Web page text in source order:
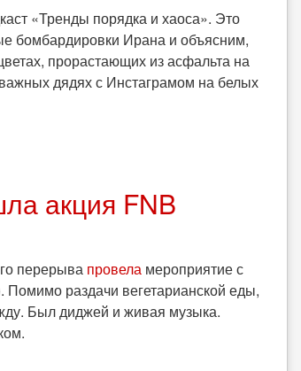
«Тренды порядка и хаоса». Это
бомбардировки Ирана и объясним,
прорастающих из асфальта на
дядях с Инстаграмом на белых
акция FNB
перерыва провела мероприятие с
раздачи вегетарианской еды,
Был диджей и живая музыка.